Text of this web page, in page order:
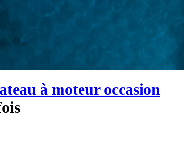
à moteur occasion